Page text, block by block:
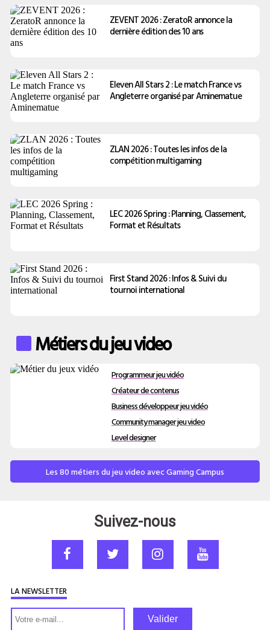
ZEVENT 2026 : ZeratoR annonce la
dernière édition des 10 ans
Eleven All Stars 2 : Le match France vs
Angleterre organisé par Aminematue
ZLAN 2026 : Toutes les infos de la
compétition multigaming
LEC 2026 Spring : Planning, Classement,
Format et Résultats
First Stand 2026 : Infos & Suivi du
tournoi international
Métiers du jeu video
Programmeur jeu vidéo
Créateur de contenus
Business développeur jeu vidéo
Community manager jeu video
Level designer
Les 80 métiers du jeu video avec Gaming Campus
Suivez-nous
LA NEWSLETTER
Valider